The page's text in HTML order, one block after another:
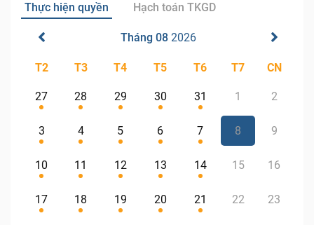
Thực hiện quyền Hạch toán TKGD
Tháng 08 2026
T2 T3 T4 T5 T6 T7 CN
27 28 29 30 31 1 2
3 4 5 6 7 8 9
10 11 12 13 14 15 16
17 18 19 20 21 22 23